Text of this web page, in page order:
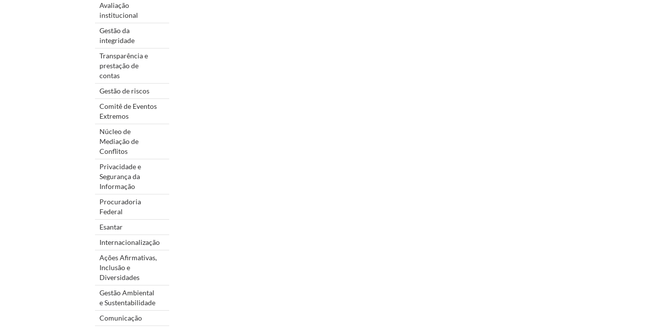
Avaliação
institucional
Gestão da
integridade
Transparência e
prestação de
contas
Gestão de riscos
Comitê de Eventos
Extremos
Núcleo de
Mediação de
Conflitos
Privacidade e
Segurança da
Informação
Procuradoria
Federal
Esantar
Internacionalização
Ações Afirmativas,
Inclusão e
Diversidades
Gestão Ambiental
e Sustentabilidade
Comunicação